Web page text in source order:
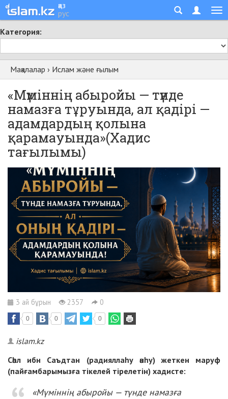
қаз
рус
Категория:
Мақалалар › Ислам және ғылым
«Мүміннің абыройы — түнде
намазға тұруында, ал қадірі —
адамдардың қолына
қарамауында»(Хадис
тағылымы)
3 ай бұрын 2357 0
0 0 0
islam.kz
Сәһл ибн Саъдтан (радияллаһу әнһу) жеткен маруф
(пайғамбарымызға тікелей тірелетін) хадисте:
«Мүміннің абыройы — түнде намазға